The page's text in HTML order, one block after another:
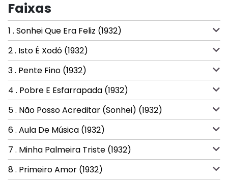
Faixas
1 . Sonhei Que Era Feliz (1932)
2 . Isto É Xodó (1932)
3 . Pente Fino (1932)
4 . Pobre E Esfarrapada (1932)
5 . Não Posso Acreditar (Sonhei) (1932)
6 . Aula De Música (1932)
7 . Minha Palmeira Triste (1932)
8 . Primeiro Amor (1932)